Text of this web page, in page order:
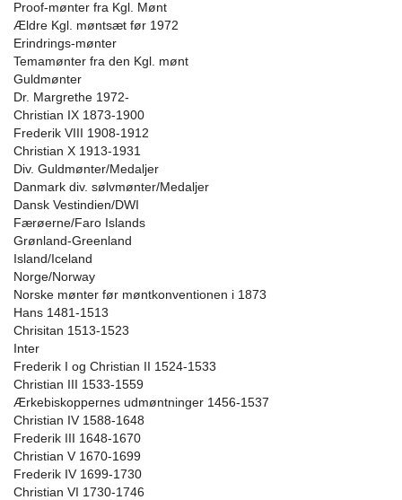
Proof-mønter fra Kgl. Mønt
Ældre Kgl. møntsæt før 1972
Erindrings-mønter
Temamønter fra den Kgl. mønt
Guldmønter
Dr. Margrethe 1972-
Christian IX 1873-1900
Frederik VIII 1908-1912
Christian X 1913-1931
Div. Guldmønter/Medaljer
Danmark div. sølvmønter/Medaljer
Dansk Vestindien/DWI
Færøerne/Faro Islands
Grønland-Greenland
Island/Iceland
Norge/Norway
Norske mønter før møntkonventionen i 1873
Hans 1481-1513
Chrisitan 1513-1523
Inter
Frederik I og Christian II 1524-1533
Christian III 1533-1559
Ærkebiskoppernes udmøntninger 1456-1537
Christian IV 1588-1648
Frederik III 1648-1670
Christian V 1670-1699
Frederik IV 1699-1730
Christian VI 1730-1746